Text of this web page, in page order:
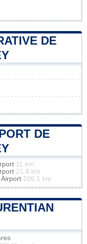
DE
DE
11 km
21.8 km
106.1 km